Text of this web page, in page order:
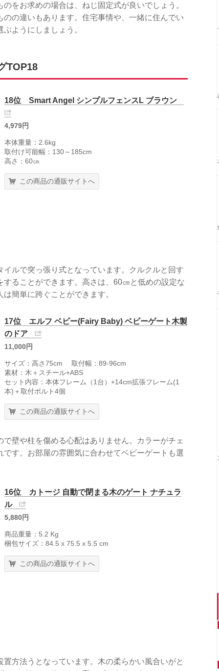
をお求めの場合は、ねじ固定式が良いでしょう。
の違いもあります。住宅事情や、一緒に住んでい
ようにしましょう。
TOP18
18位 Smart Angel シンプルフェンスL ブラウン
4,979円
本体重量：2.6kg
取付け可能幅：130～185cm
高さ：60㎝
この商品の通販サイトへ
ルで突っ張り式となっています。クルクルと回す
ることができます。高さは、60㎝と低めの設定な
簡単に跨ぐことができます。
17位 エルフ ベビー(Fairy Baby) ベビーゲート木製
のドア
11,000円
サイズ：高さ75cm 取付幅：89-96cm
素材：木＋スチール+ABS
セット内容：本体フレーム（1台）+14cm拡張フレーム(1
本)＋取付ボルト4個
この商品の通販サイトへ
壁や柱を傷める心配はありません。カラーがチェ
す。お部屋の雰囲気に合わせてベビーゲートも選
16位 カトージ 自動で閉まる木のゲート ナチュラ
ル
5,880円
商品重量：5.2 Kg
梱包サイズ：84.5 x 75.5 x 5.5 cm
この商品の通販サイトへ
方法うとなっています。木の柔らかい風合いがと